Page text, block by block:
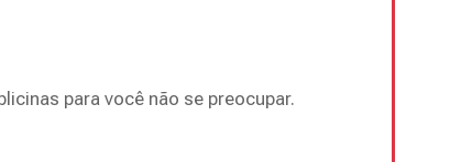
para você não se preocupar.